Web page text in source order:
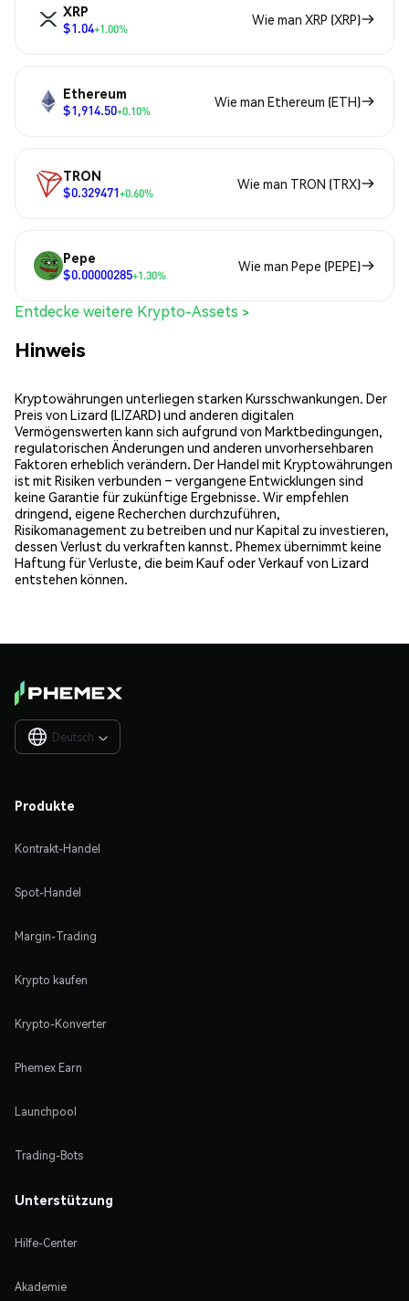
XRP
$1.04+1.00%
Wie man XRP (XRP)
Ethereum
$1,914.50+0.10%
Wie man Ethereum (ETH)
TRON
$0.329471+0.60%
Wie man TRON (TRX)
Pepe
$0.00000285+1.30%
Wie man Pepe (PEPE)
Entdecke weitere Krypto-Assets >
Hinweis
Kryptowährungen unterliegen starken Kursschwankungen. Der
Preis von Lizard (LIZARD) und anderen digitalen
Vermögenswerten kann sich aufgrund von Marktbedingungen,
regulatorischen Änderungen und anderen unvorhersehbaren
Faktoren erheblich verändern. Der Handel mit Kryptowährungen
ist mit Risiken verbunden – vergangene Entwicklungen sind
keine Garantie für zukünftige Ergebnisse. Wir empfehlen
dringend, eigene Recherchen durchzuführen,
Risikomanagement zu betreiben und nur Kapital zu investieren,
dessen Verlust du verkraften kannst. Phemex übernimmt keine
Haftung für Verluste, die beim Kauf oder Verkauf von Lizard
entstehen können.
Deutsch 
Produkte
Kontrakt-Handel
Spot-Handel
Margin-Trading
Krypto kaufen
Krypto-Konverter
Phemex Earn
Launchpool
Trading-Bots
Unterstützung
Hilfe-Center
Akademie